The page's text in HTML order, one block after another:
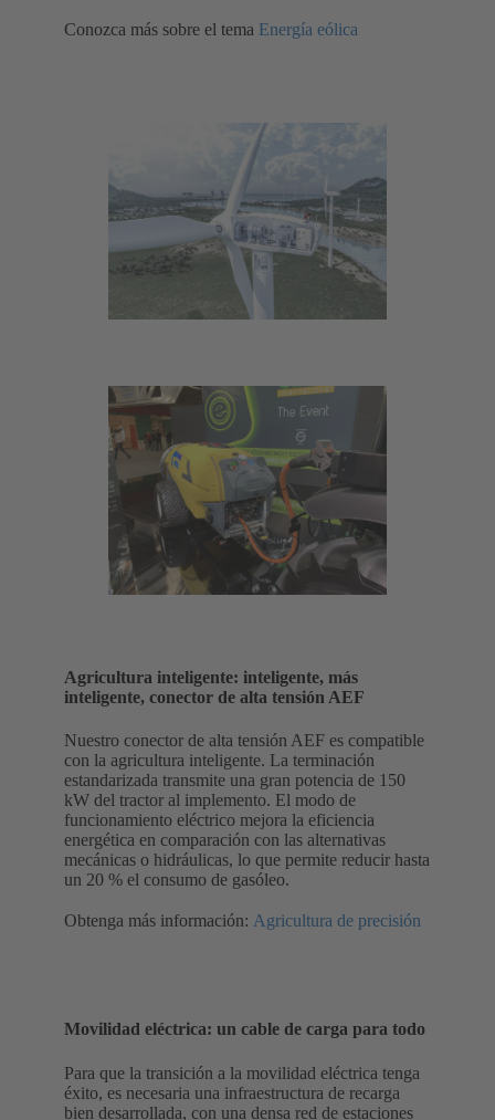
Conozca más sobre el tema Energía eólica
Agricultura inteligente: inteligente, más
inteligente, conector de alta tensión AEF
Nuestro conector de alta tensión AEF es compatible
con la agricultura inteligente. La terminación
estandarizada transmite una gran potencia de 150
kW del tractor al implemento. El modo de
funcionamiento eléctrico mejora la eficiencia
energética en comparación con las alternativas
mecánicas o hidráulicas, lo que permite reducir hasta
un 20 % el consumo de gasóleo.
Obtenga más información: Agricultura de precisión
Movilidad eléctrica: un cable de carga para todo
Para que la transición a la movilidad eléctrica tenga
éxito, es necesaria una infraestructura de recarga
bien desarrollada, con una densa red de estaciones